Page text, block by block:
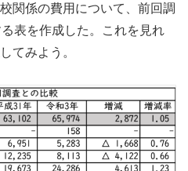
関係の費用について、前回調
表を作成した。これを見れ
てみよう。